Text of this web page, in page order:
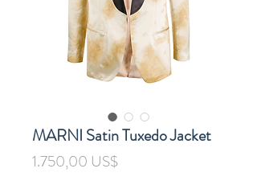
MARNI Satin Tuxedo Jacket
1.750,00 US$Pris